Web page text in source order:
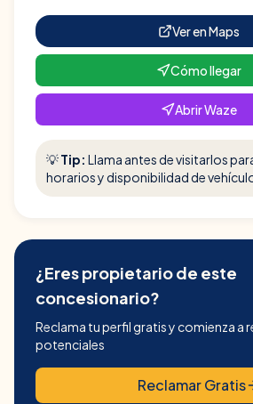
Ver en Maps
Cómo llegar
Abrir Waze
💡Tip: Llama antes de visitarlos
horarios y disponibilidad de
¿Eres propietario de este
concesionario?
Reclama tu perfil gratis y comienza a
potenciales
Reclamar Gratis